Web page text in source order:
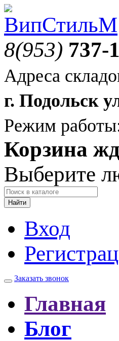
8(953) 737-
Адреса
г. Подольск
Режим
Корзина
Выберите
Найти
Вход
Заказать звонок
Главная
Блог